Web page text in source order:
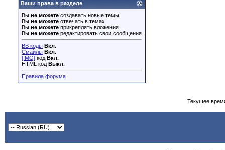
Ваши права в разделе
Вы не можете создавать новые темы
Вы не можете отвечать в темах
Вы не можете прикреплять вложения
Вы не можете редактировать свои сообщения
BB коды Вкл.
Смайлы Вкл.
[IMG] код Вкл.
HTML код Выкл.
Правила форума
Текущее